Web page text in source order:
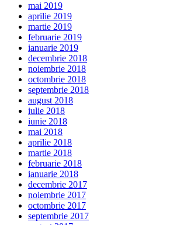
mai 2019
aprilie 2019
martie 2019
februarie 2019
ianuarie 2019
decembrie 2018
noiembrie 2018
octombrie 2018
septembrie 2018
august 2018
iulie 2018
iunie 2018
mai 2018
aprilie 2018
martie 2018
februarie 2018
ianuarie 2018
decembrie 2017
noiembrie 2017
octombrie 2017
septembrie 2017